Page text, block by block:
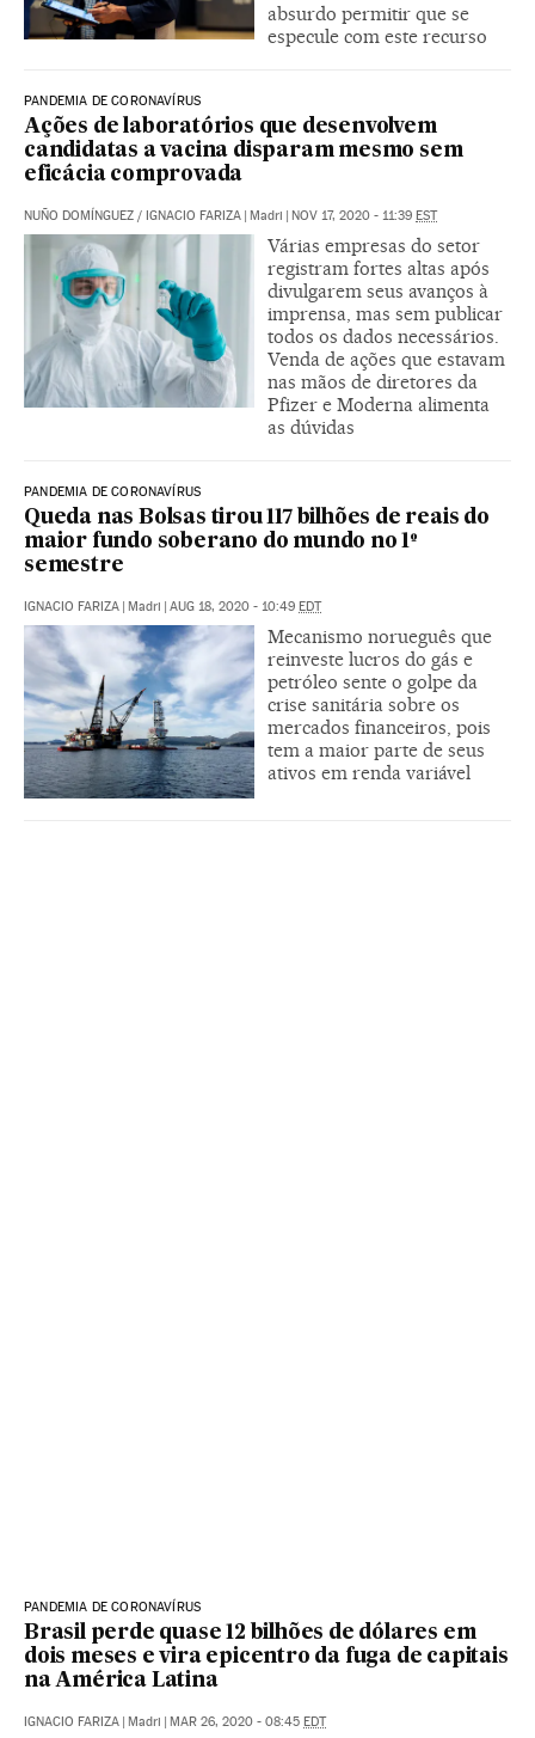
absurdo permitir que se
especule com este recurso
PANDEMIA DE CORONAVÍRUS
Ações de laboratórios que desenvolvem
candidatas a vacina disparam mesmo sem
eficácia comprovada
NUÑO DOMÍNGUEZ / IGNACIO FARIZA | Madri | NOV 17, 2020 - 11:39 EST
Várias empresas do setor
registram fortes altas após
divulgarem seus avanços à
imprensa, mas sem publicar
todos os dados necessários.
Venda de ações que estavam
nas mãos de diretores da
Pfizer e Moderna alimenta
as dúvidas
PANDEMIA DE CORONAVÍRUS
Queda nas Bolsas tirou 117 bilhões de reais do
maior fundo soberano do mundo no 1º
semestre
IGNACIO FARIZA | Madri | AUG 18, 2020 - 10:49 EDT
Mecanismo norueguês que
reinveste lucros do gás e
petróleo sente o golpe da
crise sanitária sobre os
mercados financeiros, pois
tem a maior parte de seus
ativos em renda variável
PANDEMIA DE CORONAVÍRUS
Brasil perde quase 12 bilhões de dólares em
dois meses e vira epicentro da fuga de capitais
na América Latina
IGNACIO FARIZA | Madri | MAR 26, 2020 - 08:45 EDT